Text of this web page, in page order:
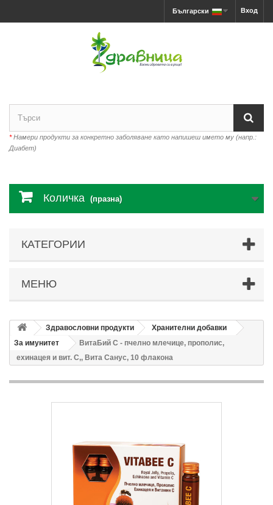
Вход
Български
*Намери продукти за конкретно заболяване като напишеш името му (напр.:
Диабет)
Количка (празна)
КАТЕГОРИИ
МЕНЮ
Здравословни продукти
Хранителни добавки
За имунитет
ВитаБий С - пчелно млечице, прополис,
ехинацея и вит. С,, Вита Санус, 10 флакона